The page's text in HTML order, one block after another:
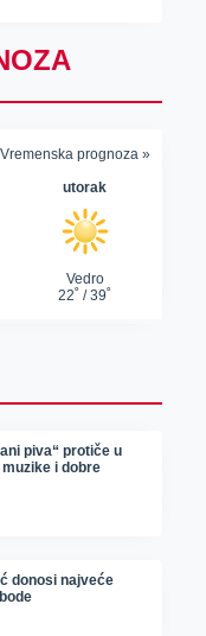
piva“ protiče u
i dobre
donosi najveće